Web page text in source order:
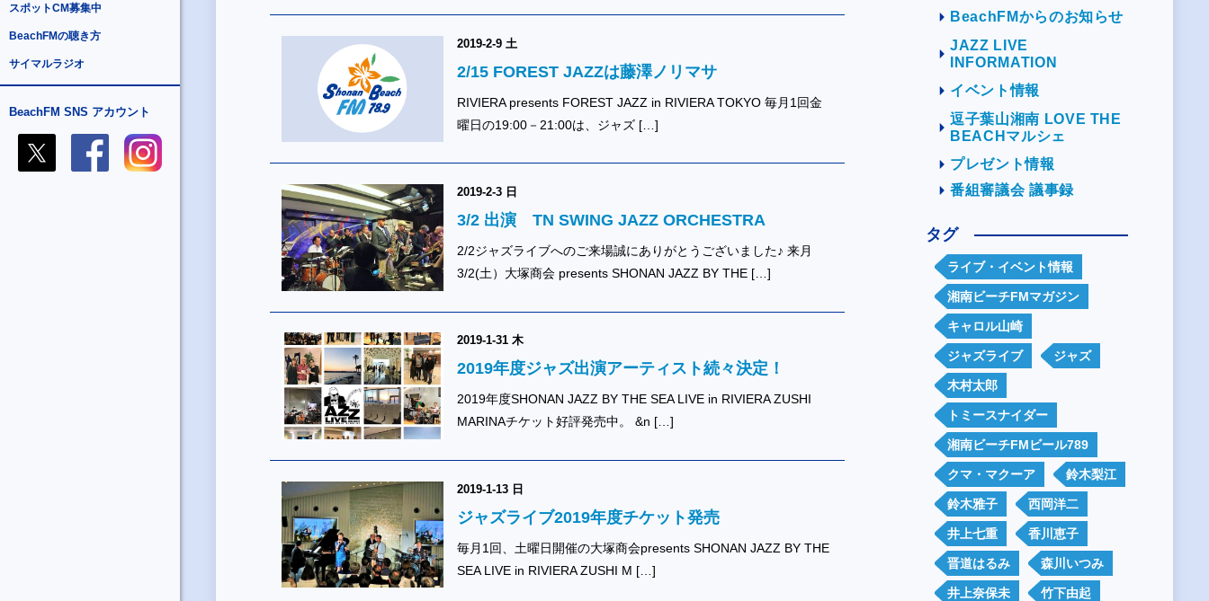
スポットCM募集中
BeachFMの聴き方
サイマルラジオ
BeachFM SNS アカウント
2019-2-9 土
2/15 FOREST JAZZは藤澤ノリマサ
RIVIERA presents FOREST JAZZ in RIVIERA TOKYO 毎月1回金
曜日の19:00－21:00は、ジャズ […]
2019-2-3 日
3/2 出演 TN SWING JAZZ ORCHESTRA
2/2ジャズライブへのご来場誠にありがとうございました♪ 来月
3/2(土）大塚商会 presents SHONAN JAZZ BY THE […]
2019-1-31 木
2019年度ジャズ出演アーティスト続々決定！
2019年度SHONAN JAZZ BY THE SEA LIVE in RIVIERA ZUSHI
MARINAチケット好評発売中。 &n […]
2019-1-13 日
ジャズライブ2019年度チケット発売
毎月1回、土曜日開催の大塚商会presents SHONAN JAZZ BY THE
SEA LIVE in RIVIERA ZUSHI M […]
BeachFMからのお知らせ
JAZZ LIVE
INFORMATION
イベント情報
逗子葉山湘南 LOVE THE
BEACHマルシェ
プレゼント情報
番組審議会 議事録
タグ
ライブ・イベント情報
湘南ビーチFMマガジン
キャロル山崎
ジャズライブ ジャズ
木村太郎
トミースナイダー
湘南ビーチFMビール789
クマ・マクーア 鈴木梨江
鈴木雅子 西岡洋二
井上七重 香川恵子
晋道はるみ 森川いつみ
井上奈保未 竹下由起